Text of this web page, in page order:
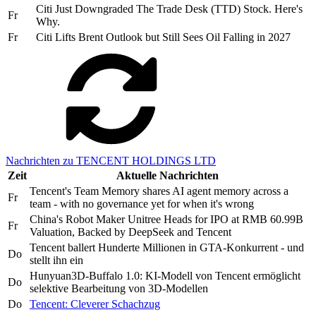
Fr
Citi Just Downgraded The Trade Desk (TTD) Stock. Here's
Why.
Fr
Citi Lifts Brent Outlook but Still Sees Oil Falling in 2027
Nachrichten zu TENCENT HOLDINGS LTD
Zeit
Aktuelle Nachrichten
Fr
Tencent's Team Memory shares AI agent memory across a
team - with no governance yet for when it's wrong
Fr
China's Robot Maker Unitree Heads for IPO at RMB 60.99B
Valuation, Backed by DeepSeek and Tencent
Do
Tencent ballert Hunderte Millionen in GTA-Konkurrent - und
stellt ihn ein
Do
Hunyuan3D-Buffalo 1.0: KI-Modell von Tencent ermöglicht
selektive Bearbeitung von 3D-Modellen
Do
Tencent: Cleverer Schachzug